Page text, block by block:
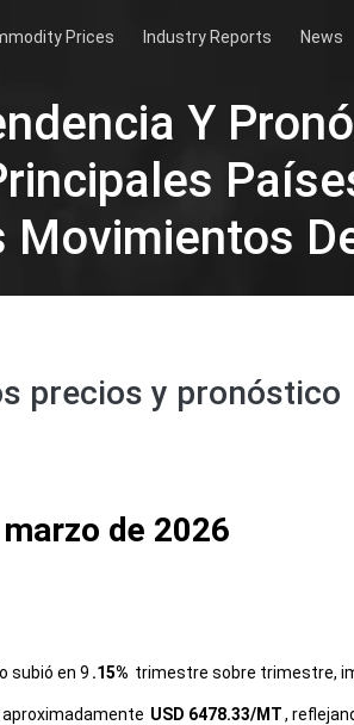
Prices Industry Reports News
Y
Movimientos
precios y pronóstico
de 2026
subió en 9 .15% trimestre sobre trimestre,
aproximadamente USD 6478.33/MT,